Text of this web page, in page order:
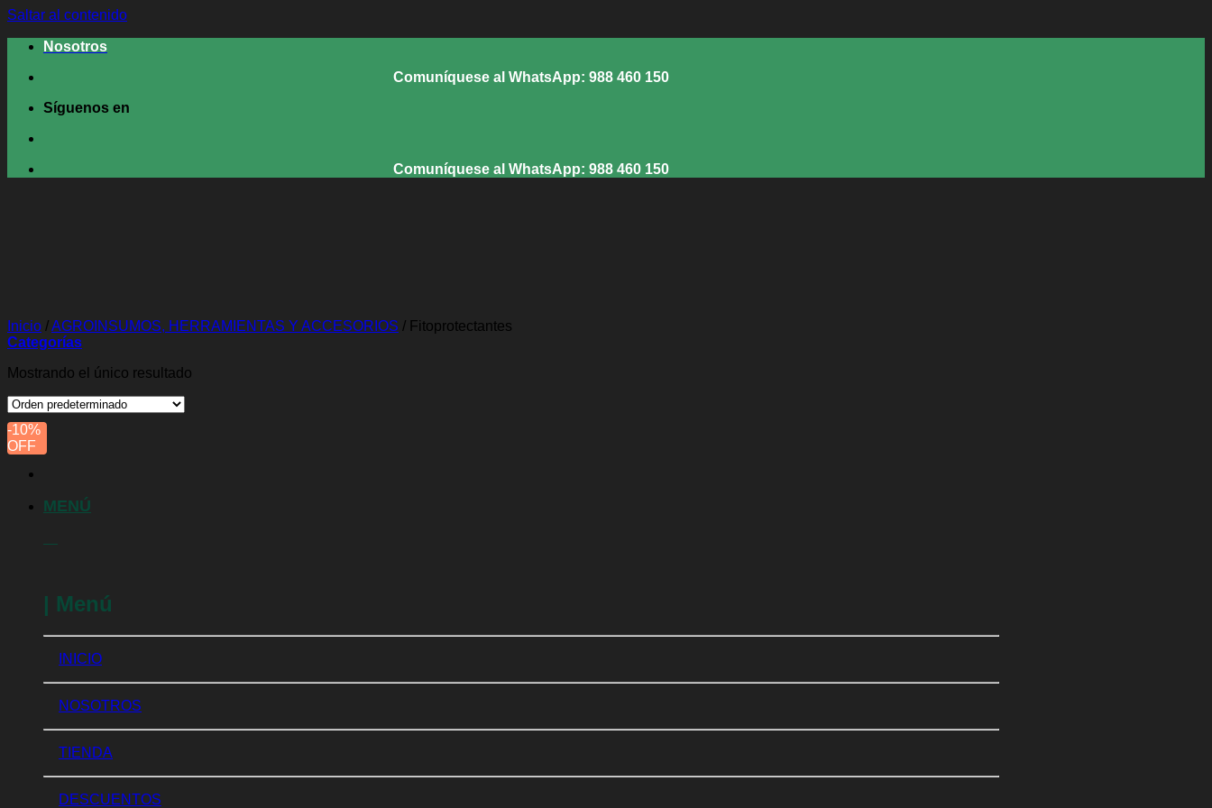
Saltar al contenido
Nosotros
Comuníquese al WhatsApp: 988 460 150
Síguenos en
Comuníquese al WhatsApp: 988 460 150
MENÚ
| Menú
INICIO
NOSOTROS
TIENDA
DESCUENTOS
Inicio /AGROINSUMOS, HERRAMIENTAS Y ACCESORIOS / Fitoprotectantes
Categorías
Mostrando el único resultado
-10%
OFF